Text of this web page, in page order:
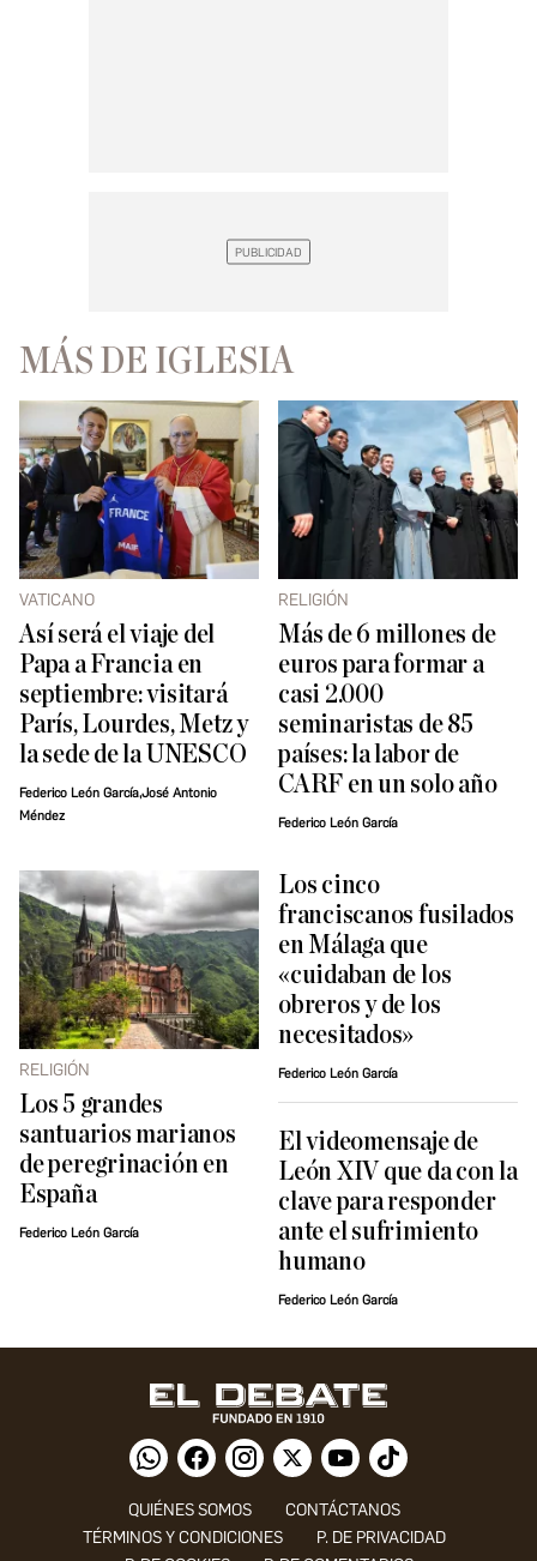
MÁS DE IGLESIA
VATICANO
Así será el viaje del
Papa a Francia en
septiembre: visitará
París, Lourdes, Metz y
la sede de la UNESCO
Federico León García,José Antonio
Méndez
RELIGIÓN
Más de 6 millones de
euros para formar a
casi 2.000
seminaristas de 85
países: la labor de
CARF en un solo año
Federico León García
RELIGIÓN
Los 5 grandes
santuarios marianos
de peregrinación en
España
Federico León García
Los cinco
franciscanos fusilados
en Málaga que
«cuidaban de los
obreros y de los
necesitados»
Federico León García
El videomensaje de
León XIV que da con la
clave para responder
ante el sufrimiento
humano
Federico León García
QUIÉNES SOMOS
CONTÁCTANOS
TÉRMINOS Y CONDICIONES
P. DE PRIVACIDAD